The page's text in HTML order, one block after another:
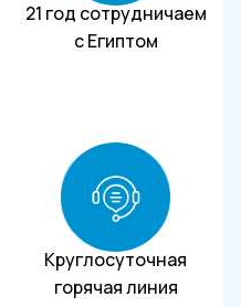
21 год сотрудничаем
с Египтом
Круглосуточная
горячая линия